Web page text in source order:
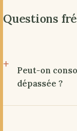
Questions
Peut-on
dépassée ?